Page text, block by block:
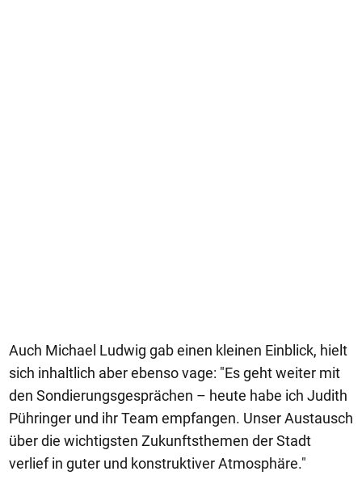
Auch Michael Ludwig gab einen kleinen Einblick, hielt
sich inhaltlich aber ebenso vage: "Es geht weiter mit
den Sondierungsgesprächen – heute habe ich Judith
Pühringer und ihr Team empfangen. Unser Austausch
über die wichtigsten Zukunftsthemen der Stadt
verlief in guter und konstruktiver Atmosphäre."